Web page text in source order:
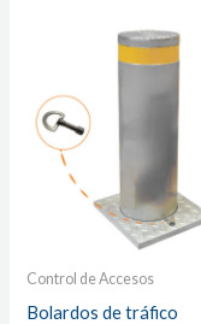
Control de Accesos
Bolardos de tráfico